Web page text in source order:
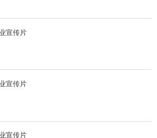
宣传片
宣传片
宣传片